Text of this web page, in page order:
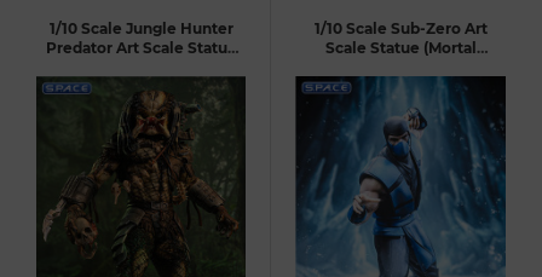
1/10 Scale Jungle Hunter
Predator Art Scale Statue
1/10 Scale Sub-Zero Art
Scale Statue (Mortal